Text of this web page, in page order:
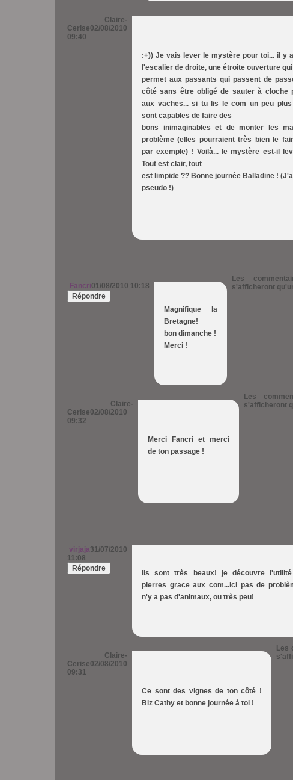
Claire-
Cerise02/08/2010
09:40
:+)) Je vais lever le mystère pour toi... il y
l'escalier de droite, une étroite ouverture qui
permet aux passants qui passent de
côté sans être obligé de sauter à cloche
aux vaches... si tu lis le com un peu plus
sont capables de faire des
bons inimaginables et de monter les
problème (elles pourraient très bien le
par exemple) ! Voilà... le mystère est-il
Tout est clair, tout
est limpide ?? Bonne journée Balladine !
pseudo !)
Fancri01/08/2010 10:18
Répondre
Magnifique la
Bretagne!
bon dimanche !
Merci !
Les
s'afficheront
Claire-
Cerise02/08/2010
09:32
Merci Fancri et merci
de ton passage !
Les
s'afficheront
virjaja31/07/2010
11:08
Répondre
ils sont très beaux! je découvre
pierres grace aux com...ici pas de
n'y a pas d'animaux, ou très peu!
Claire-
Cerise02/08/2010
09:31
Ce sont des vignes de ton côté !
Biz Cathy et bonne journée à toi !
Les